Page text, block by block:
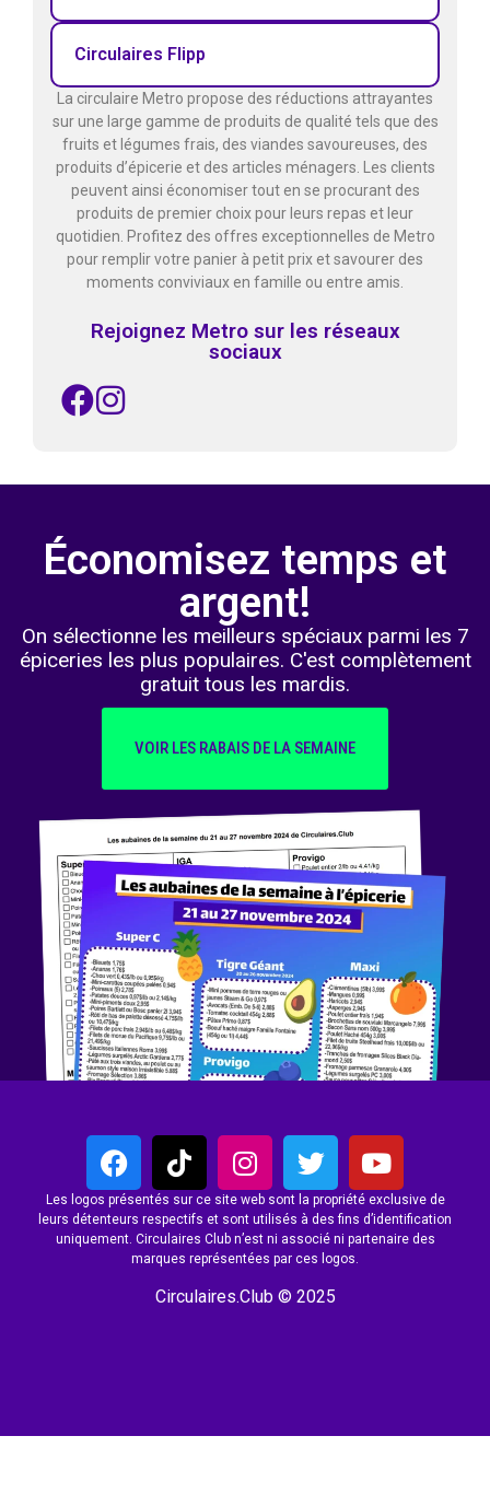
Circulaires Flipp
La circulaire Metro propose des réductions attrayantes
sur une large gamme de produits de qualité tels que des
fruits et légumes frais, des viandes savoureuses, des
produits d’épicerie et des articles ménagers. Les clients
peuvent ainsi économiser tout en se procurant des
produits de premier choix pour leurs repas et leur
quotidien. Profitez des offres exceptionnelles de Metro
pour remplir votre panier à petit prix et savourer des
moments conviviaux en famille ou entre amis.
Rejoignez Metro sur les réseaux
sociaux
Économisez temps et
argent!
On sélectionne les meilleurs spéciaux parmi les 7
épiceries les plus populaires. C'est complètement
gratuit tous les mardis.
VOIR LES RABAIS DE LA SEMAINE
Les logos présentés sur ce site web sont la propriété exclusive de
leurs détenteurs respectifs et sont utilisés à des fins d’identification
uniquement. Circulaires Club n’est ni associé ni partenaire des
marques représentées par ces logos.
Circulaires.Club © 2025